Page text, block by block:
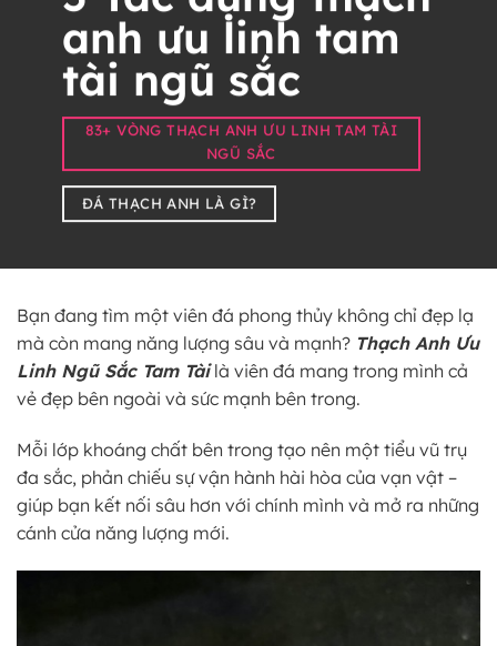
anh ưu linh tam
tài ngũ sắc
83+ VÒNG THẠCH ANH ƯU LINH TAM TÀI
NGŨ SẮC
ĐÁ THẠCH ANH LÀ GÌ?
Bạn đang tìm một viên đá phong thủy không chỉ đẹp lạ
mà còn mang năng lượng sâu và mạnh? Thạch Anh Ưu
Linh Ngũ Sắc Tam Tàilà viên đá mang trong mình cả
vẻ đẹp bên ngoài và sức mạnh bên trong.
Mỗi lớp khoáng chất bên trong tạo nên một tiểu vũ trụ
đa sắc, phản chiếu sự vận hành hài hòa của vạn vật –
giúp bạn kết nối sâu hơn với chính mình và mở ra những
cánh cửa năng lượng mới.